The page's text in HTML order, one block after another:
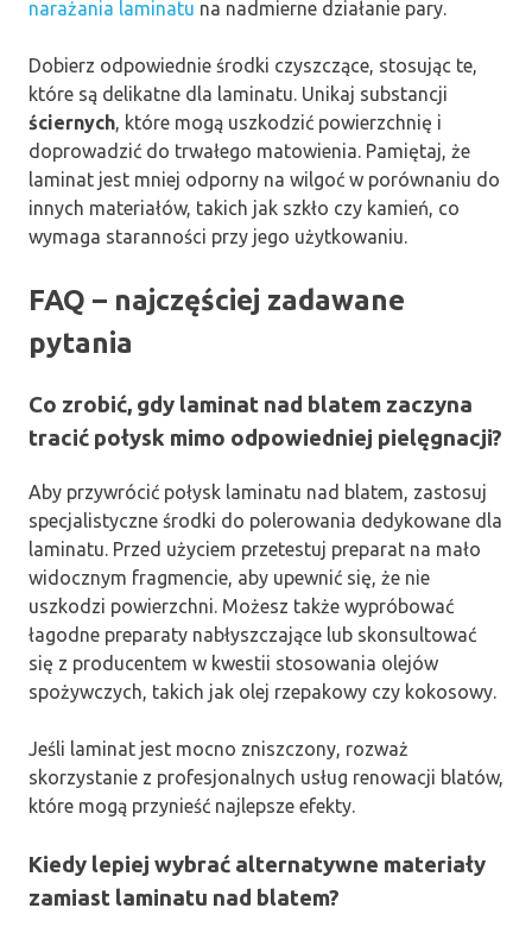
narażania laminatu na nadmierne działanie pary.
Dobierz odpowiednie środki czyszczące, stosując te,
które są delikatne dla laminatu. Unikaj substancji
ściernych, które mogą uszkodzić powierzchnię i
doprowadzić do trwałego matowienia. Pamiętaj, że
laminat jest mniej odporny na wilgoć w porównaniu do
innych materiałów, takich jak szkło czy kamień, co
wymaga staranności przy jego użytkowaniu.
FAQ – najczęściej zadawane
pytania
Co zrobić, gdy laminat nad blatem zaczyna
tracić połysk mimo odpowiedniej pielęgnacji?
Aby przywrócić połysk laminatu nad blatem, zastosuj
specjalistyczne środki do polerowania dedykowane dla
laminatu. Przed użyciem przetestuj preparat na mało
widocznym fragmencie, aby upewnić się, że nie
uszkodzi powierzchni. Możesz także wypróbować
łagodne preparaty nabłyszczające lub skonsultować
się z producentem w kwestii stosowania olejów
spożywczych, takich jak olej rzepakowy czy kokosowy.
Jeśli laminat jest mocno zniszczony, rozważ
skorzystanie z profesjonalnych usług renowacji blatów,
które mogą przynieść najlepsze efekty.
Kiedy lepiej wybrać alternatywne materiały
zamiast laminatu nad blatem?